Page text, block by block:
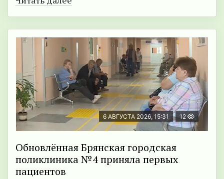
6 АВГУСТА 2026, 15:31 12
Обновлённая Брянская городская
поликлиника №4 приняла первых
пациентов